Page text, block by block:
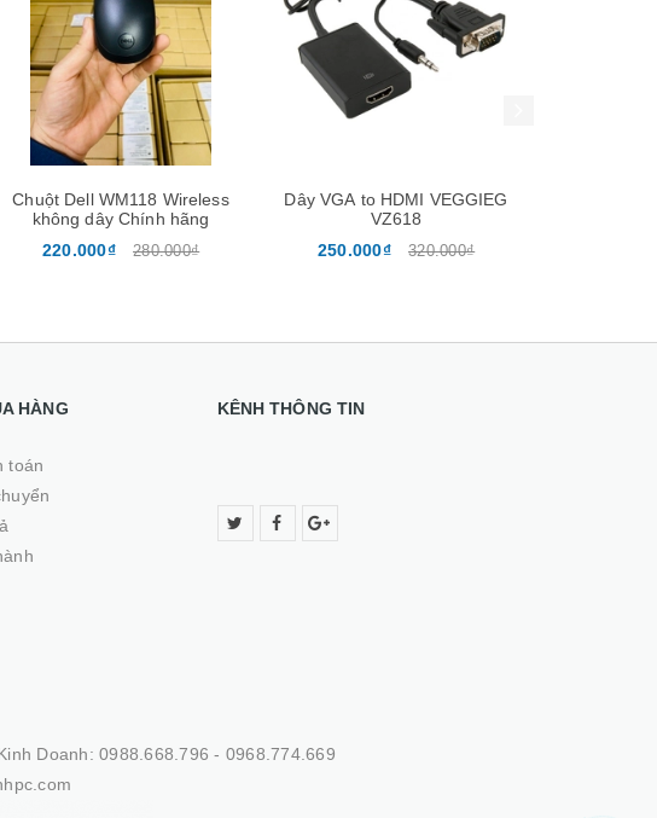
Xem nhanh Xem nhanh
WM118 Wireless
dây Chính hãng
280.000₫
Dây VGA to HDMI VEGGIEG
320.000₫
Mua hàng Mua hàng
HÀNG
toán
KÊNH THÔNG TIN
Doanh: 0988.668.796 - 0968.774.669